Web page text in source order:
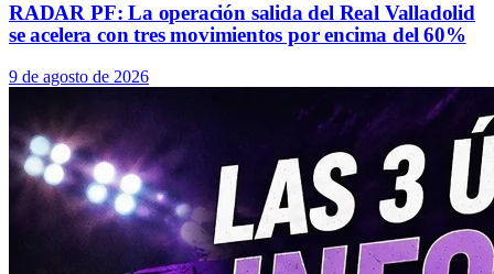
RADAR PF: La operación salida del Real Valladolid
se acelera con tres movimientos por encima del 60%
9 de agosto de 2026